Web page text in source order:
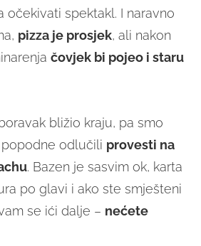
očekivati spektakl. I naravno
pizza je prosjek, ali nakon
čovjek bi pojeo i staru
bližio kraju, pa smo
popodne odlučili provesti na
. Bazen je sasvim ok, karta
po glavi i ako ste smješteni
se ići dalje – nećete